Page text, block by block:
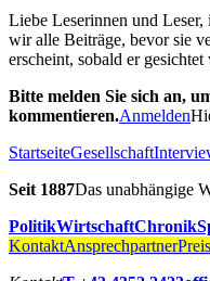
Liebe Leserinnen und
wir alle Beiträge, bevor sie
erscheint, sobald er gesichtet
Bitte melden Sie sich an,
kommentieren.Anmelden
StartseiteGesellschaft
Seit 1887Das unabhängige
PolitikWirtschaftChronik
KontaktAnsprechpartner